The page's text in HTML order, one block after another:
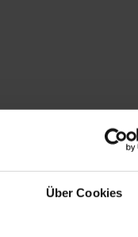
Über Cookies